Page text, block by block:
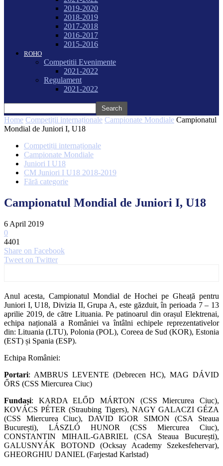
2019-2020
2018-2019
2017-2018
2016-2017
2015-2016
ROHO
Competitii Evenimente
2021-2022
Regulament
2021-2022
Home Competiții internaționale Campionate Mondiale Campionatul
Mondial de Juniori I, U18
Competiții internaționale
Campionate Mondiale
Juniori I U18
CM Juniori I U18 2018-2019
Fără categorie
Campionatul Mondial de Juniori I, U18
6 April 2019
0
4401
Share on Facebook
Tweet on Twitter
Anul acesta, Campionatul Mondial de Hochei pe Gheață pentru
Juniori I, U18, Divizia II, Grupa A, este găzduit, în perioada 7 – 13
aprilie 2019, de către Lituania. Pe patinoarul din orașul Elektrenai,
echipa națională a României va întâlni echipele reprezentativelor
din: Lituania (LTU), Polonia (POL), Coreea de Sud (KOR), Estonia
(EST) și Spania (ESP).
Echipa României:
Portari: AMBRUS LEVENTE (Debrecen HC), MAG DÁVID
ŐRS (CSS Miercurea Ciuc)
Fundași: KARDA ELŐD MÁRTON (CSS Miercurea Ciuc),
KOVÁCS PÉTER (Straubing Tigers), NAGY GALACZI GÉZA
(CSS Miercurea Ciuc), DAVID IGOR SIMON (CSA Steaua
București), LÁSZLÓ HUNOR (CSS Miercurea Ciuc),
CONSTANTIN MIHAIL-GABRIEL (CSA Steaua București),
GALUSNYÁK BOTOND (Ocksay Academy Szekesfehervar),
GHEORGHIU DANIEL (Farjestad Karlstad)